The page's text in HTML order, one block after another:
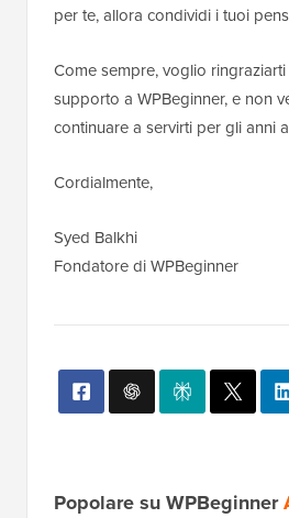
per te, allora condividi i tuoi
Come sempre, voglio
supporto a WPBeginner, e non
continuare a servirti per gli anni
Cordialmente,
Syed Balkhi
Fondatore di WPBeginner
Popolare su WPBeginner